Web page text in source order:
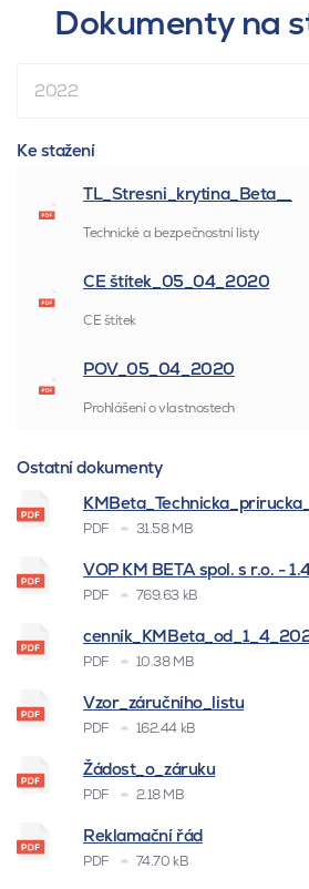
Dokumenty na
2022
Ke stažení
TL_Stresni_krytina_Beta__
Technické a bezpečnostní listy
CE štítek_05_04_2020
CE štítek
POV_05_04_2020
Prohlášení o vlastnostech
Ostatní dokumenty
PDF 31.58 MB
VOP KM BETA spol. s r.o. -
PDF 769.63 kB
PDF 10.38 MB
Vzor_záručního_listu
PDF 162.44 kB
Žádost_o_záruku
PDF 2.18 MB
Reklamační řád
PDF 74.70 kB